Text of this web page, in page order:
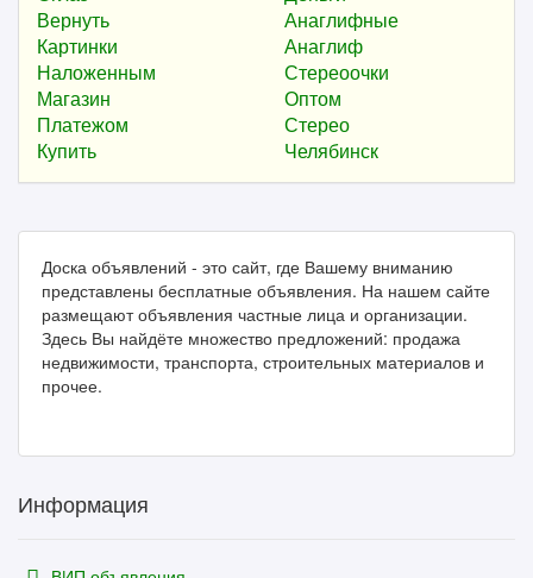
Вернуть
Анаглифные
Картинки
Анаглиф
Наложенным
Стереоочки
Магазин
Оптом
Платежом
Стерео
Купить
Челябинск
Доска объявлений - это сайт, где Вашему вниманию
представлены бесплатные объявления. На нашем сайте
размещают объявления частные лица и организации.
Здесь Вы найдёте множество предложений: продажа
недвижимости, транспорта, строительных материалов и
прочее.
Информация